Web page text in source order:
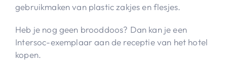
gebruikmaken van plastic zakjes en flesjes.
Heb je nog geen brooddoos? Dan kan je een
Intersoc-exemplaar aan de receptie van het hotel
kopen.